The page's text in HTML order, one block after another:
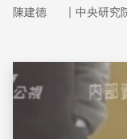
陳建德 ｜ 中央研究